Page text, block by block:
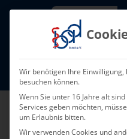
Skip
Fort- und
Wir benötigen Ihre
besuchen können.
Wenn Sie unter 16 Jahre alt
Services geben möchten,
um Erlaubnis bitten.
Wir verwenden Cookies und